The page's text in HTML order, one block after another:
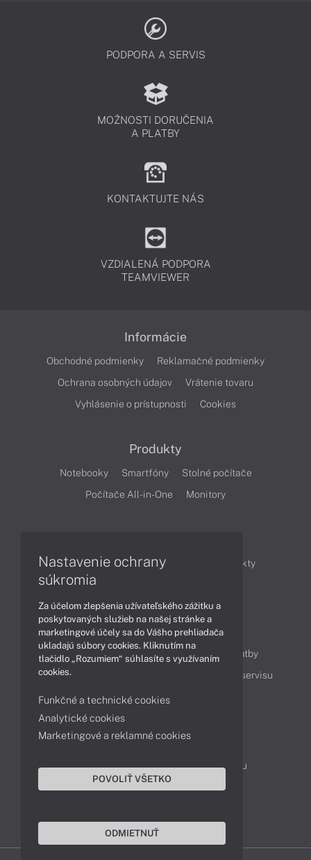
PODPORA A SERVIS
MOŽNOSTI DORUČENIA
A PLATBY
KONTAKTUJTE NÁS
VZDIALENÁ PODPORA
TEAMVIEWER
Informácie
Obchodné podmienky
Reklamačné podmienky
Ochrana osobných údajov
Vrátenie tovaru
Vyhlásenie o prístupnosti
Cookies
Produkty
Notebooky Smartfóny
Stolné počítače
Počítače All-in-One
Monitory
Obchodné informácie
Produkty
Obsah
Ako nakupovať
Možnosti doručenia a platby
Podpora a servis
Cenník servisu
043 4224 771
Servisné oddelenie
Reklamácia tovaru
Nastavenie ochrany
súkromia
Za účelom zlepšenia užívateľského zážitku a
poskytovaných služieb na našej stránke a
marketingové účely sa do Vášho prehliadača
ukladajú súbory cookies. Kliknutím na
tlačidlo „Rozumiem“ súhlasíte s využívaním
cookies.
Funkčné a technické cookies
Analytické cookies
Marketingové a reklamné cookies
POVOLIŤ VŠETKO
ODMIETNUŤ